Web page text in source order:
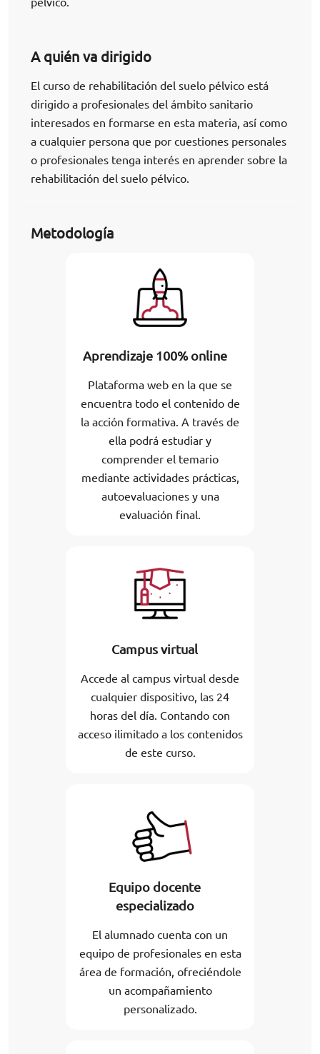
A quién va dirigido
El curso de rehabilitación del suelo pélvico está
dirigido a profesionales del ámbito sanitario
interesados en formarse en esta materia, así como
a cualquier persona que por cuestiones personales
o profesionales tenga interés en aprender sobre la
rehabilitación del suelo pélvico.
Metodología
Aprendizaje 100% online
Plataforma web en la que se
encuentra todo el contenido de
la acción formativa. A través de
ella podrá estudiar y
comprender el temario
mediante actividades prácticas,
autoevaluaciones y una
evaluación final.
Campus virtual
Accede al campus virtual desde
cualquier dispositivo, las 24
horas del día. Contando con
acceso ilimitado a los contenidos
de este curso.
Equipo docente
especializado
El alumnado cuenta con un
equipo de profesionales en esta
área de formación, ofreciéndole
un acompañamiento
personalizado.